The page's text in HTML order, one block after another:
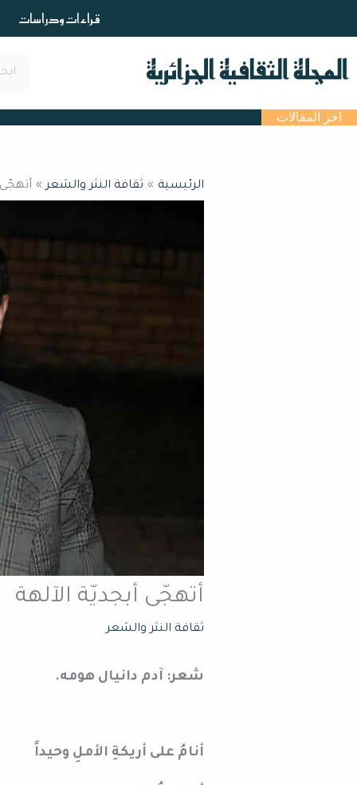
المحتوى
قراءات ودراسات
اخر المقالات
الرئيسية ثقافة النثر والشعر أتهجّى
أتهجّى أبجديّة الآلهة
ثقافة النثر والشعر
شعر: آدم دانيال هومه.
أنامُ على أريكةِ الأملِ وحيداً